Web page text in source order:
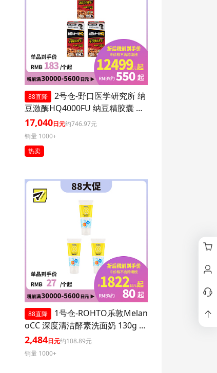
88直降
2号仓-野口医学研究所 纳
豆激酶HQ4000FU 纳豆精胶囊 促
进血栓溶解降三高 120粒 3个装
17,040日元约746.97元
销量 1000+
热卖
88直降
1号仓-ROHTO乐敦Melan
oCC 深度清洁酵素洗面奶 130g 3
个装
2,484日元约108.89元
销量 1000+